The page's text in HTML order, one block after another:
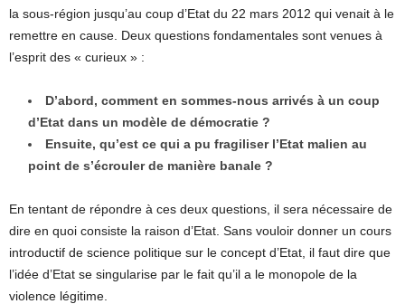
la sous-région jusqu’au coup d’Etat du 22 mars 2012 qui venait à le
remettre en cause. Deux questions fondamentales sont venues à
l’esprit des « curieux » :
D’abord, comment en sommes-nous arrivés à un coup
d’Etat dans un modèle de démocratie ?
Ensuite, qu’est ce qui a pu fragiliser l’Etat malien au
point de s’écrouler de manière banale ?
En tentant de répondre à ces deux questions, il sera nécessaire de
dire en quoi consiste la raison d’Etat. Sans vouloir donner un cours
introductif de science politique sur le concept d’Etat, il faut dire que
l’idée d’Etat se singularise par le fait qu’il a le monopole de la
violence légitime.